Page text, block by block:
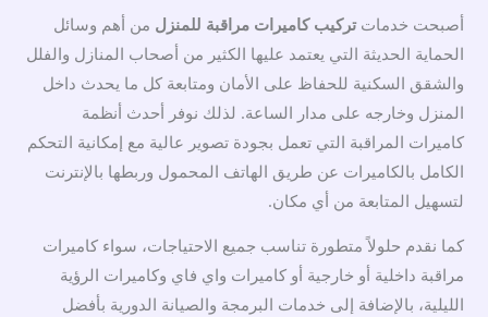
أصبحت خدماتتركيب كاميرات مراقبة للمنزل من أهم وسائل
الحماية الحديثة التي يعتمد عليها الكثير من أصحاب المنازل والفلل
والشقق السكنية للحفاظ على الأمان ومتابعة كل ما يحدث داخل
المنزل وخارجه على مدار الساعة. لذلك نوفر أحدث أنظمة
كاميرات المراقبة التي تعمل بجودة تصوير عالية مع إمكانية التحكم
الكامل بالكاميرات عن طريق الهاتف المحمول وربطها بالإنترنت
لتسهيل المتابعة من أي مكان.
كما نقدم حلولاً متطورة تناسب جميع الاحتياجات، سواء كاميرات
مراقبة داخلية أو خارجية أو كاميرات واي فاي وكاميرات الرؤية
الليلية، بالإضافة إلى خدمات البرمجة والصيانة الدورية بأفضل